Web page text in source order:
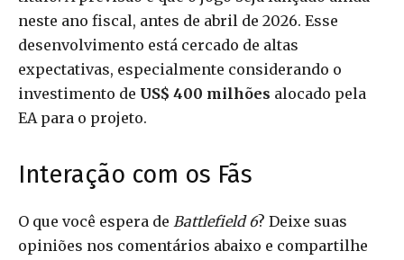
neste ano fiscal, antes de abril de 2026. Esse
desenvolvimento está cercado de altas
expectativas, especialmente considerando o
investimento de US$ 400 milhões alocado pela
EA para o projeto.
Interação com os Fãs
O que você espera de Battlefield 6? Deixe suas
opiniões nos comentários abaixo e compartilhe